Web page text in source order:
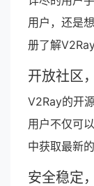
用户，还是
册了解
开放社区
V2Ray的开
用户不仅可
中获取最新
安全稳定